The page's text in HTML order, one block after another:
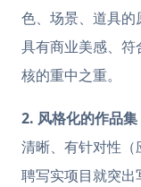
色、场景、道具
具有商业美感、
核的重中之重。
2. 风格化的作品集
清晰、有针对性
聘写实项目就突